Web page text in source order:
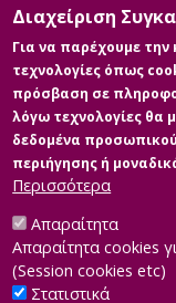
Τμήμα:
Περίληψη (Abstract):
παράγοντα
καθημερινότητα των
ως ένα από τα
να εκπαιδευτούν
οποία είναι
εργασία στοχεύουμε
προγράμματος με
Διαχείριση
Για να παρέχουμε την
τεχνολογίες όπως
πρόσβαση σε
λόγω τεχνολογίες θα
δεδομένα
περιήγησης ή
Περισσότερα
Απαραίτητα
Απαραίτητα cookies
(Session cookies etc)
Στατιστικά